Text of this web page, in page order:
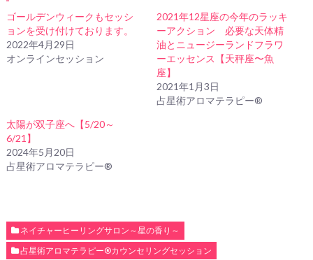
ゴールデンウィークもセッシ
ョンを受け付けております。
2022年4月29日
オンラインセッション
2021年12星座の今年のラッキ
ーアクション 必要な天体精
油とニュージーランドフラワ
ーエッセンス【天秤座〜魚
座】
2021年1月3日
占星術アロマテラピー®
太陽が双子座へ【5/20～
6/21】
2024年5月20日
占星術アロマテラピー®
ネイチャーヒーリングサロン～星の香り～
占星術アロマテラピー®カウンセリングセッション